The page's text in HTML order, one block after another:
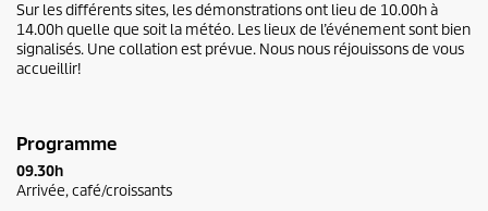
Sur les différents sites, les démonstrations ont lieu de 10.00h à
14.00h quelle que soit la météo. Les lieux de l’événement sont bien
signalisés. Une collation est prévue. Nous nous réjouissons de vous
accueillir!
Programme
09.30h
Arrivée, café/croissants